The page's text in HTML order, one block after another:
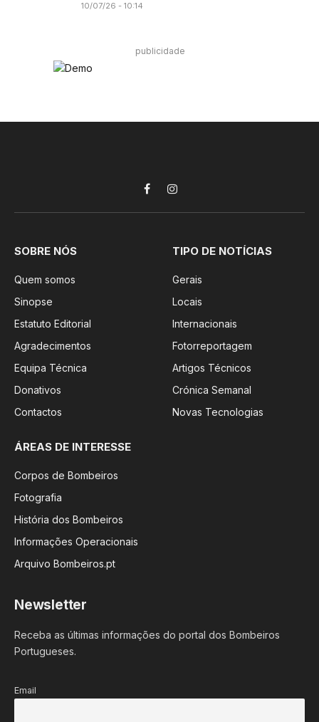
10/07/26 - 10:14
publicidade
FacebookInstagram
SOBRE NÓS
Quem somos
Sinopse
Estatuto Editorial
Agradecimentos
Equipa Técnica
Donativos
Contactos
TIPO DE NOTÍCIAS
Gerais
Locais
Internacionais
Fotorreportagem
Artigos Técnicos
Crónica Semanal
Novas Tecnologias
ÁREAS DE INTERESSE
Corpos de Bombeiros
Fotografia
História dos Bombeiros
Informações Operacionais
Arquivo Bombeiros.pt
Newsletter
Receba as últimas informações do portal dos Bombeiros
Portugueses.
Email